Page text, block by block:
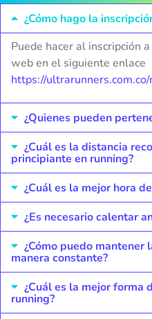
¿Cómo hago la
Puede hacer al inscripción
web en el siguiente enlace
https://
¿Quienes pueden
¿Cuál es la distancia
principiante en running?
¿Cuál es la mejor hora
¿Es necesario calentar
¿Cómo puedo mantener
manera constante?
¿Cuál es la mejor forma
running?